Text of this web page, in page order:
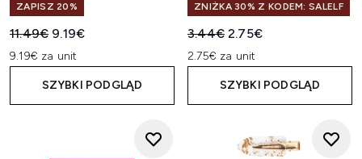
ZAPISZ 20%
Sugerowana cena detaliczna:
11.49€ Aktualna cena:
9.19€
9.19€ za unit
SZYBKI PODGLĄD
ZNIŻKA 30% Z KODEM: SALELF
Sugerowana cena
3.44€ Aktualna cena:
2.75€
2.75€ za unit
SZYBKI PODGLĄD